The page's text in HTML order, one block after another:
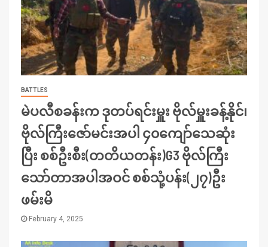
BATTLES
မဲပလီစခန်းက ဒုတပ်ရင်းမှူး ဗိုလ်မှူးခန့်နိုင်၊
ဗိုလ်ကြီးဇော်မင်းအပါ ၄၀ကျော်သေဆုံး
ပြီး စစ်ဦးစီး(တတိယတန်း)G3 ဗိုလ်ကြီး
သော်တာအပါအဝင် စစ်သုံ့ပန်း(၂၇)ဦး
ဖမ်းမိ
February 4, 2025